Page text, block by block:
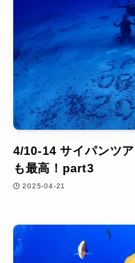
4/10-14 サイパンツ
も最高！part3
2025-04-21